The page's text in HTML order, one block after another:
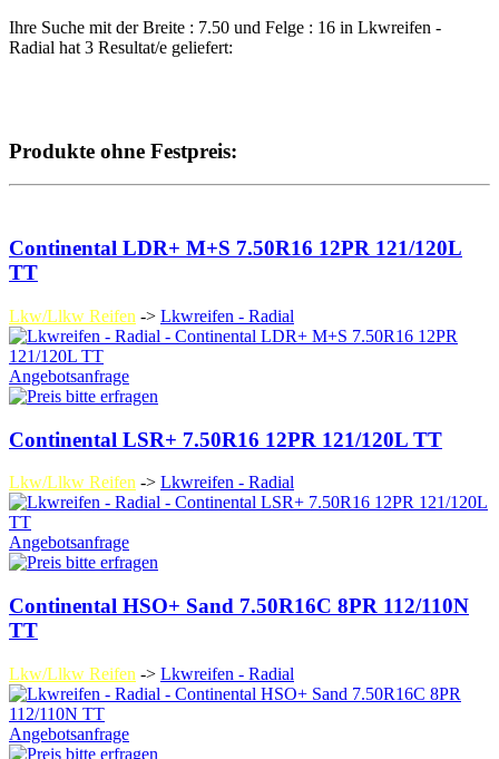
Ihre Suche mit der Breite : 7.50 und Felge : 16 in Lkwreifen -
Radial hat 3 Resultat/e geliefert:
Produkte ohne Festpreis:
Continental LDR+ M+S 7.50R16 12PR 121/120L
TT
Lkw/Llkw Reifen -> Lkwreifen - Radial
Angebotsanfrage
Continental LSR+ 7.50R16 12PR 121/120L TT
Lkw/Llkw Reifen -> Lkwreifen - Radial
Angebotsanfrage
Continental HSO+ Sand 7.50R16C 8PR 112/110N
TT
Lkw/Llkw Reifen -> Lkwreifen - Radial
Angebotsanfrage